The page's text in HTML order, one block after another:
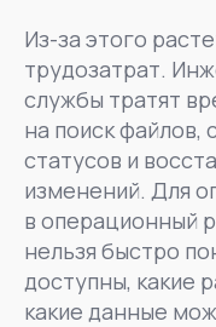
Из-за этого
трудозатрат.
службы тратят
на поиск файлов,
статусов и
изменений. Для
в операционный
нельзя быстро
доступны, какие
какие данные